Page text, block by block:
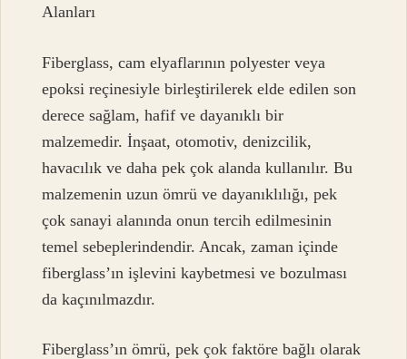
Alanları
Fiberglass, cam elyaflarının polyester veya
epoksi reçinesiyle birleştirilerek elde edilen son
derece sağlam, hafif ve dayanıklı bir
malzemedir. İnşaat, otomotiv, denizcilik,
havacılık ve daha pek çok alanda kullanılır. Bu
malzemenin uzun ömrü ve dayanıklılığı, pek
çok sanayi alanında onun tercih edilmesinin
temel sebeplerindendir. Ancak, zaman içinde
fiberglass’ın işlevini kaybetmesi ve bozulması
da kaçınılmazdır.
Fiberglass’ın ömrü, pek çok faktöre bağlı olarak